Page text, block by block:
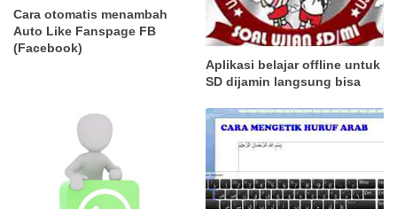
Cara otomatis menambah
Auto Like Fanspage FB
(Facebook)
Aplikasi belajar offline untuk
SD dijamin langsung bisa